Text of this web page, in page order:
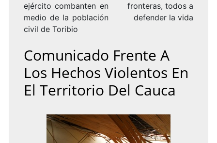
ejército combanten en
medio de la población
civil de Toribio
fronteras, todos a
defender la vida
Comunicado Frente A
Los Hechos Violentos En
El Territorio Del Cauca